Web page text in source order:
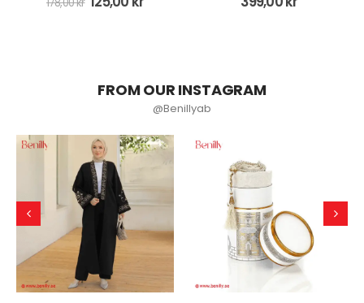
FROM OUR INSTAGRAM
@Benillyab